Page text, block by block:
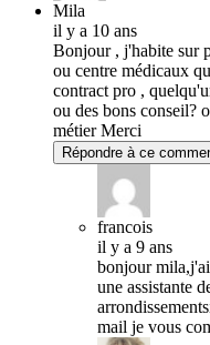
Mila
il y a 10 ans
Bonjour , j'habite sur
ou centre médicaux
contract pro ,
ou des bons conseil?
métier Merci
Répondre à ce
francois
il y a 9 ans
bonjour mila,j'ai
une assistante
mail je vous